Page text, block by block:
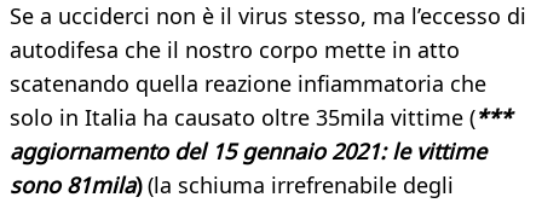
Se a ucciderci non è il virus stesso, ma l’eccesso di
autodifesa che il nostro corpo mette in atto
scatenando quella reazione infiammatoria che
solo in Italia ha causato oltre 35mila vittime (***
aggiornamento del 15 gennaio 2021: le vittime
sono 81mila)(la schiuma irrefrenabile degli